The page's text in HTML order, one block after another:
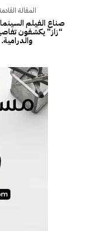
المقالة
صناع الفيلم
“زاز” يكشفون
والدرامية.